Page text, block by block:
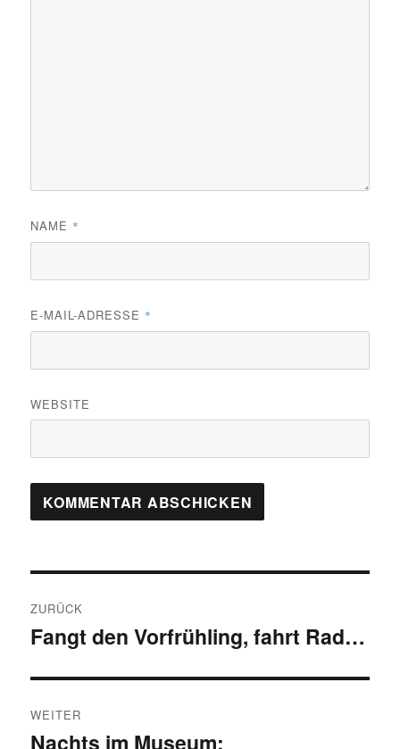
NAME *
E-MAIL-ADRESSE *
WEBSITE
ZURÜCK
Vorheriger
Fangt den Vorfrühling, fahrt Rad…
WEITER
Nächster
Nachts im Museum: